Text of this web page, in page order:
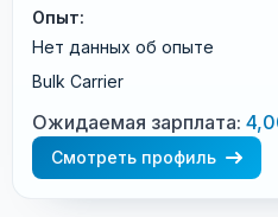
Опыт:
Нет данных об опыте
Bulk Carrier
Ожидаемая зарплата:
Смотреть профиль